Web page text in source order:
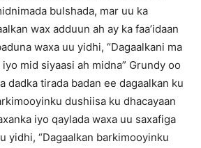
bulshada, mar uu ka
wax adduun ah ay ka faa’idaan
waxa uu yidhi, “Dagaalkani ma
mid siyaasi ah midna” Grundy oo
dadka tirada badan ee dagaalkan ku
dushiisa ku dhacayaan
iyo qaylada waxa uu saxafiga
yidhi, “Dagaalkan barkimooyinku